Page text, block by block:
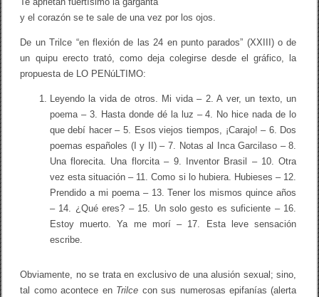
y el corazón se te sale de una vez por los ojos.
De un Trilce “en flexión de las 24 en punto parados” (XXIII) o de
un quipu erecto trató, como deja colegirse desde el gráfico, la
propuesta de LO PENúLTIMO:
Leyendo la vida de otros. Mi vida – 2. A ver, un texto, un
poema – 3. Hasta donde dé la luz – 4. No hice nada de lo
que debí hacer – 5. Esos viejos tiempos, ¡Carajo! – 6. Dos
poemas españoles (I y II) – 7. Notas al Inca Garcilaso – 8.
Una florecita. Una florcita – 9. Inventor Brasil – 10. Otra
vez esta situación – 11. Como si lo hubiera. Hubieses – 12.
Prendido a mi poema – 13. Tener los mismos quince años
– 14. ¿Qué eres? – 15. Un solo gesto es suficiente – 16.
Estoy muerto. Ya me morí – 17. Esta leve sensación
escribe.
Obviamente, no se trata en exclusivo de una alusión sexual; sino,
tal como acontece en Trilce con sus numerosas epifanías (alerta